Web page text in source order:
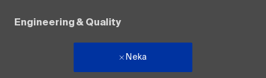
Engineering & Quality
Neka